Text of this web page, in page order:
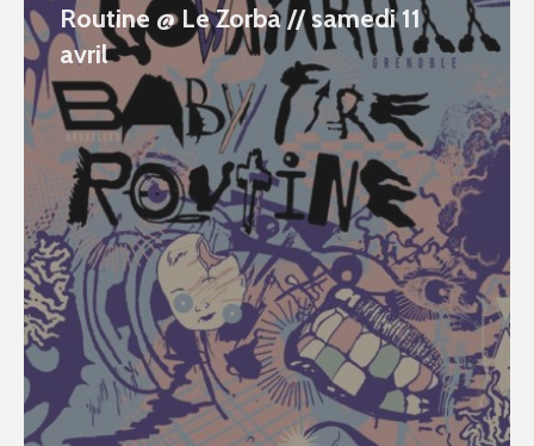
Routine @ Le Zorba // samedi 11
avril